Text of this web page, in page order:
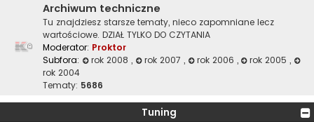
Archiwum techniczne
Tu znajdziesz starsze tematy, nieco zapomniane lecz
wartościowe. DZIAŁ TYLKO DO CZYTANIA
Moderator: Proktor
Subfora:
rok 2008 , rok 2007 , rok 2006 , rok 2005,
rok 2004
Tematy: 5686
Tuning